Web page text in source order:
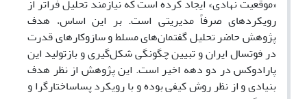
«موقعیت نهادی» ایجاد کرده است که نیازمند تحلیل فراتر از
رویکردهای صرفاً مدیریتی است. بر این اساس، هدف
پژوهش حاضر تحلیل گفتمان‌های مسلط و سازوکارهای قدرت
در فوتسال ایران و تبیین چگونگی شکل‌گیری و بازتولید این
پارادوکس در دو دهه اخیر است. این پژوهش از نظر هدف
بنیادی و از نظر روش کیفی بوده و با رویکرد پساساختارگرا و